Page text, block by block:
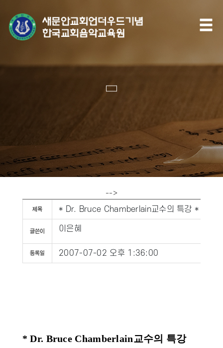
-->
* Dr. Bruce Chamberlain교수의 특강 *
이은혜
2007-07-02 오후 1:36:00
* Dr. Bruce Chamberlain교수의 특강